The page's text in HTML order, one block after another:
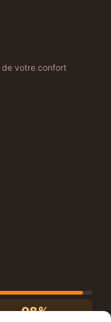
de votre confort
98%